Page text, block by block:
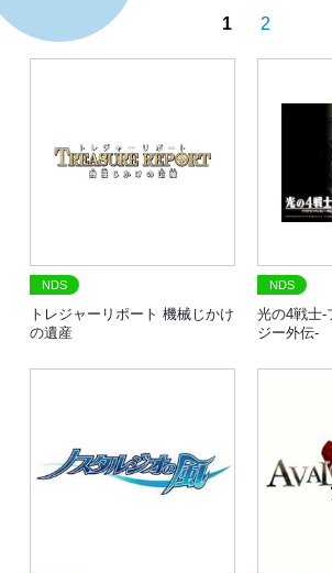
1 2
NDS
トレジャーリポート 機械じかけ
の遺産
NDS
光の4戦士-
ジー外伝-